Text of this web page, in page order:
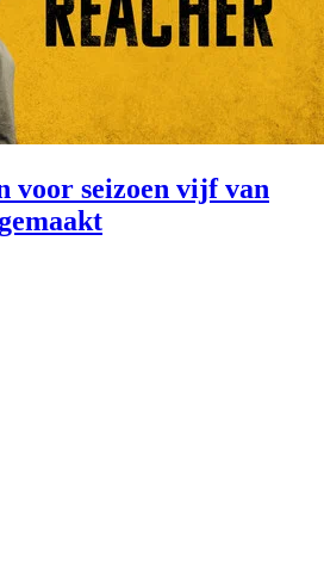
voor seizoen vijf van